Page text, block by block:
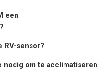
een
RV-sensor?
nodig om te acclimatiseren